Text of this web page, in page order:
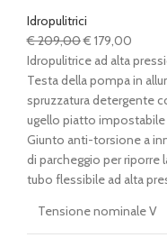
Idropulitrici
€209,00Il
prezzo
originale
era:
€ 209,00.
€ 179,00
è:
€
Idropulitrice ad alta
Testa della pompa in
spruzzatura detergente
ugello piatto
Giunto anti-torsione a
di parcheggio per riporre
tubo flessibile ad alta
Tensione nominale V